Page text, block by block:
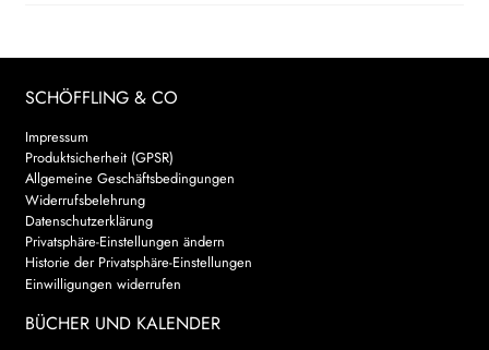
VERLAG
HANDEL
LIZENZEN | FOREIGN RIGHTS
AKTUELLES
SCHÖFFLING & CO
Impressum
Produktsicherheit (GPSR)
Allgemeine Geschäftsbedingungen
Widerrufsbelehrung
Datenschutzerklärung
Privatsphäre-Einstellungen ändern
Historie der Privatsphäre-Einstellungen
Einwilligungen widerrufen
BÜCHER UND KALENDER